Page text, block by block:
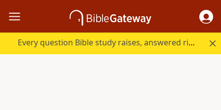
Every question Bible study raises, answered right here.